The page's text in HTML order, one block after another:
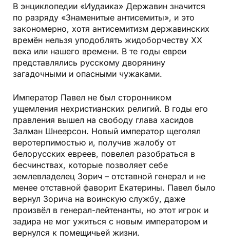
В энциклопедии «Иудаика» Державин значится
по разряду «Знаменитые антисемиты», и это
закономерно, хотя антисемитизм державинских
времён нельзя уподоблять жидоборчеству ХХ
века или нашего времени. В те годы евреи
представлялись русскому дворянину
загадочными и опасными чужаками.
Император Павел не был сторонником
ущемления нехристианских религий. В годы его
правления вышел на свободу глава хасидов
Залман Шнеерсон. Новый император щеголял
веротерпимостью и, получив жалобу от
белорусских евреев, повелел разобраться в
бесчинствах, которые позволяет себе
землевладелец Зорич – отставной генерал и не
менее отставной фаворит Екатерины. Павел было
вернул Зорича на воинскую службу, даже
произвёл в генерал-лейтенанты, но этот игрок и
задира не мог ужиться с новым императором и
вернулся к помещичьей жизни.